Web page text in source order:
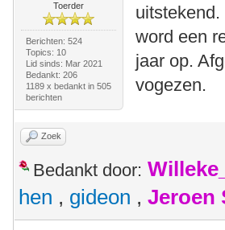
Toerder
Berichten: 524
Topics: 10
Lid sinds: Mar 2021
Bedankt: 206
1189 x bedankt in 505
berichten
word een
jaar op.
vogezen.
Zoek
Bedankt door:
hen , gideon , Jeroen